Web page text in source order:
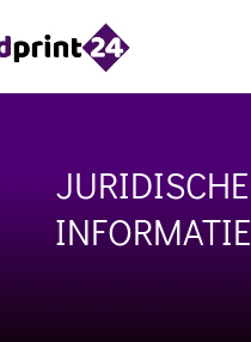
JURIDISCHE
INFORMATIE